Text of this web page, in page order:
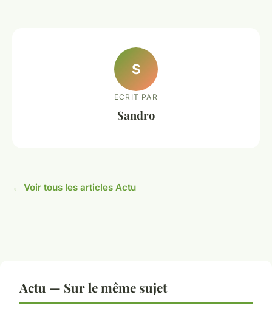
S
ECRIT PAR
Sandro
← Voir tous les articles Actu
Actu — Sur le même sujet